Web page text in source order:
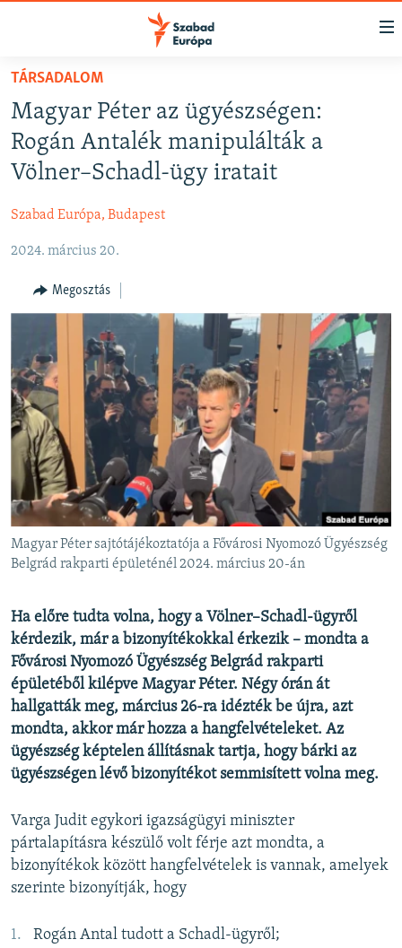
Akadálymentes
Ugrás
fő
oldalra
Ugrás
tartalomjegyzékre
AKTUÁLIS
PODCASTOK
ELEMZŐ
NER15
SZABADON
DEMOKRÁCIA
A PÉNZ NYOMÁBAN
EURÓPAI UNIÓ
VILÁG
KLÍMAVÁLTOZÁS
A MÚLT TANULSÁGAI
KÖVESSEN MINKET!
Valamennyi RFE/RL weboldal
TÁRSADALOM
Magyar Péter az ügyészségen:
Rogán Antalék manipulálták a
Völner–Schadl-ügy iratait
Szabad Európa, Budapest
2024. március 20.
Megosztás
Magyar Péter sajtótájékoztatója a Fővárosi Nyomozó Ügyészség
Belgrád rakparti épületénél 2024. március 20-án
Ha előre tudta volna, hogy a Völner–Schadl-ügyről
kérdezik, már a bizonyítékokkal érkezik – mondta a
Fővárosi Nyomozó Ügyészség Belgrád rakparti
épületéből kilépve Magyar Péter. Négy órán át
hallgatták meg, március 26-ra idézték be újra, azt
mondta, akkor már hozza a hangfelvételeket. Az
ügyészség képtelen állításnak tartja, hogy bárki az
ügyészségen lévő bizonyítékot semmisített volna meg.
Varga Judit egykori igazságügyi miniszter
pártalapításra készülő volt férje azt mondta, a
bizonyítékok között hangfelvételek is vannak, amelyek
szerinte bizonyítják, hogy
Rogán Antal tudott a Schadl-ügyről;
FELIRATKOZÁS
Spotify